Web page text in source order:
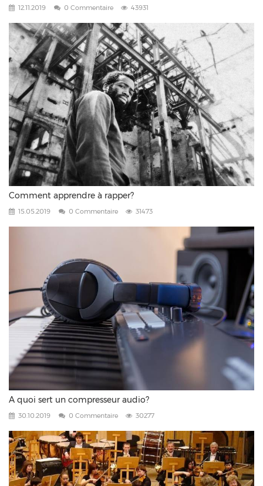
12.11.2019 0 Commentaire 43931
Comment apprendre à rapper?
15.05.2019 0 Commentaire 31473
A quoi sert un compresseur audio?
30.10.2019 0 Commentaire 30277